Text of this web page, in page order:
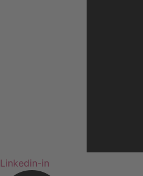
Linkedin-in